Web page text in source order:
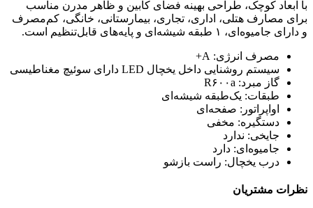
با ابعاد کوچک، طراحی بهینه فضای کابین و ظاهر مدرن مناسب
برای مصارف هتلی، اداری، تجاری، بیمارستانی، خانگی، کم‌مصرف
و دارای جامیوه‌ای، ۱ طبقه شیشه‌ای و پایه‌های قابل‌تنظیم است
.
مصرف انرژی: A+
سیستم روشنایی داخل یخچال
دارای سوئیچ مغناطیسی
گاز مبرد: R۶۰۰a
طبقات: یک‌طبقه شیشه‌ای
اواپراتور: صفحه‌ای
دستگیره: مخفی
جایخی: ندارد
جامیوه‌ای: دارد
درب یخچال: راست بازشو
نظرات مشتریان